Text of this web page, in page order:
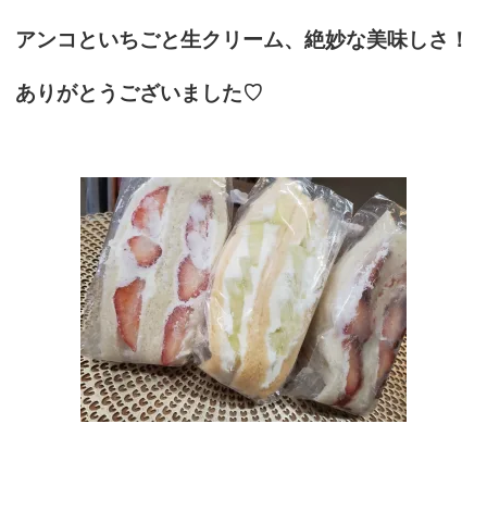
アンコといちごと生クリーム、絶妙な美味しさ！
ありがとうございました♡